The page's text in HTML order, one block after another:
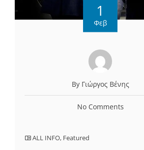
1
Φεβ
By Γιώργος Βένης
No Comments
ALL INFO, Featured